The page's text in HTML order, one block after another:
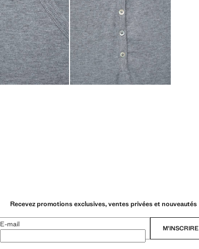
Recevez promotions exclusives, ventes privées et nouveautés
E-mail M’INSCRIRE